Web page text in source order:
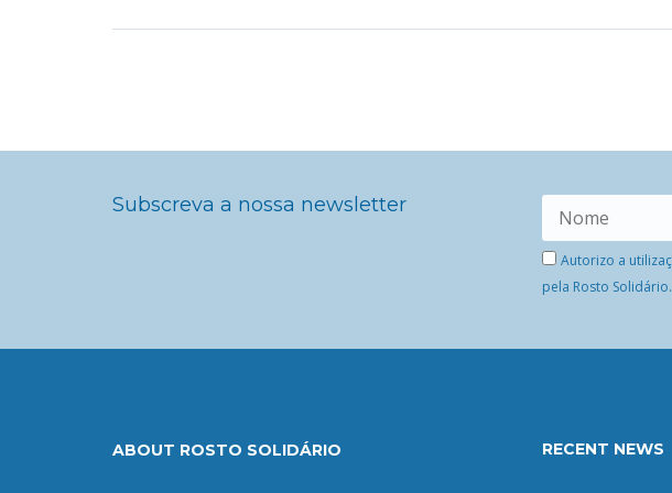
Subscreva a nossa newsletter
Autorizo a
pela Rosto Solidário.
ABOUT ROSTO SOLIDÁRIO RECENT NEWS